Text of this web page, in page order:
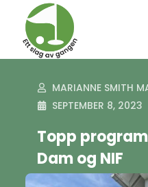
MARIANNE SMITH
SEPTEMBER 8, 2023
Topp
Dam og NIF